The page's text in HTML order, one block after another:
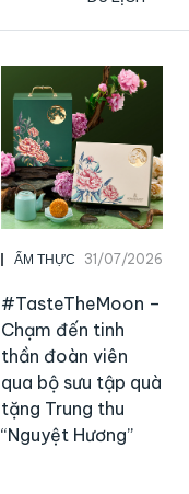
ẨM THỰC 31/07/2026
#TasteTheMoon –
Chạm đến tinh
thần đoàn viên
qua bộ sưu tập quà
tặng Trung thu
“Nguyệt Hương”